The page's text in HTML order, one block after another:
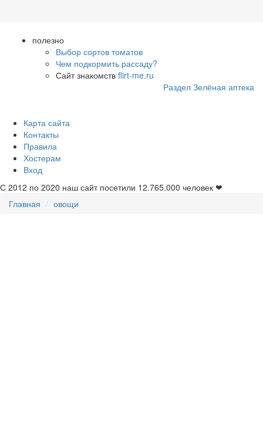
полезно
Выбор сортов томатов
Чем подкормить рассаду?
Сайт знакомств flirt-me.ru
Раздел Зелёная аптека
Карта сайта
Контакты
Правила
Хостерам
Вход
С 2012 по 2020 наш сайт посетили 12.765.000 человек ❤
Главная
овощи